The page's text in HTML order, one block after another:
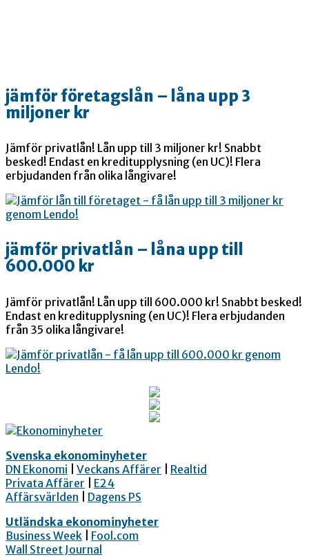
jämför företagslån – låna upp 3
miljoner kr
Jämför privatlån! Lån upp till 3 miljoner kr! Snabbt
besked! Endast en kreditupplysning (en UC)! Flera
erbjudanden från olika långivare!
jämför privatlån – låna upp till
600.000 kr
Jämför privatlån! Lån upp till 600.000 kr! Snabbt besked!
Endast en kreditupplysning (en UC)! Flera erbjudanden
från 35 olika långivare!
Svenska ekonominyheter
DN Ekonomi
Veckans Affärer
Realtid
Privata Affärer
E24
Affärsvärlden
Dagens PS
Utländska ekonominyheter
Business Week
Fool.com
Wall Street Journal